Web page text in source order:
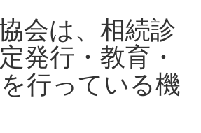
会は、相続診
発行・教育・
行っている機